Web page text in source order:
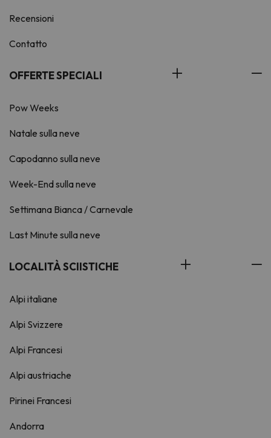
Recensioni
Contatto
OFFERTE SPECIALI
Pow Weeks
Natale sulla neve
Capodanno sulla neve
Week-End sulla neve
Settimana Bianca / Carnevale
Last Minute sulla neve
LOCALITÀ SCIISTICHE
Alpi italiane
Alpi Svizzere
Alpi Francesi
Alpi austriache
Pirinei Francesi
Andorra